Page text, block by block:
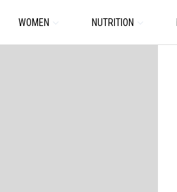
WOMEN NUTRITION